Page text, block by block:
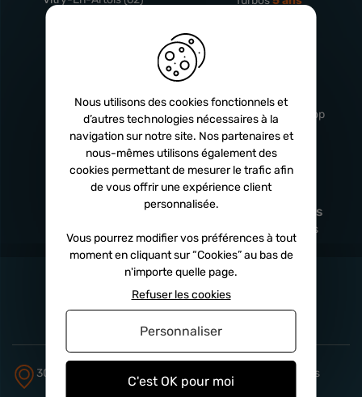
rapide
Sous 24h à 48h
professionnel
De 8h à 17h Non-stop
Satisfait
Paiement en
fois
Sécurisé, sans frais
305 rue de Quiery ZA Aérodrome 62490 Vitry-en-Artois
Nous utilisons des cookies fonctionnels et
d’autres technologies nécessaires à la
navigation sur notre site. Nos partenaires et
nous-mêmes utilisons également des
cookies permettant de mesurer le trafic afin
de vous offrir une expérience client
personnalisée.
Vous pourrez modifier vos préférences à tout
moment en cliquant sur “Cookies” au bas de
n'importe quelle page.
C'est OK pour moi
Refuser les cookies
Personnaliser